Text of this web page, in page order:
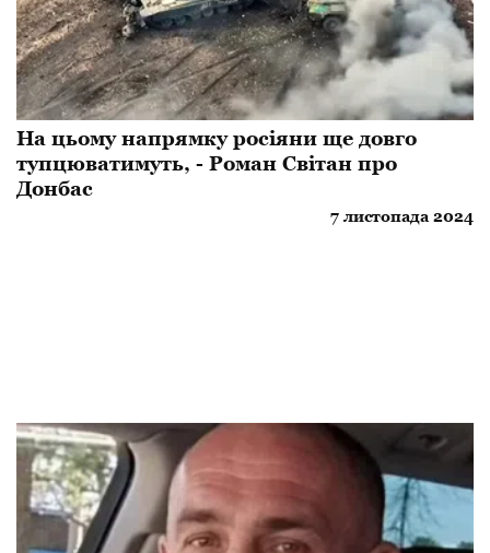
На цьому напрямку росіяни ще довго
тупцюватимуть, - Роман Світан про
Донбас
7 листопада 2024